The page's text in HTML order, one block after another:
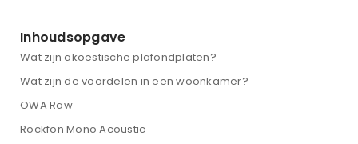
Inhoudsopgave
Wat zijn akoestische plafondplaten?
Wat zijn de voordelen in een woonkamer?
OWA Raw
Rockfon Mono Acoustic